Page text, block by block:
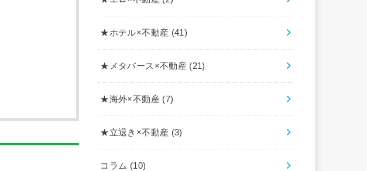
★ホテル×不動産 (41)
★メタバース×不動産 (21)
★海外×不動産 (7)
★立退き×不動産 (3)
コラム (10)